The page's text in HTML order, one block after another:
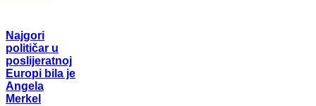
Najgori
političar u
poslijeratnoj
Europi bila je
Angela
Merkel